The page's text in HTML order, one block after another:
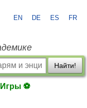
EN DE ES FR
Найти!
Игры ⚽